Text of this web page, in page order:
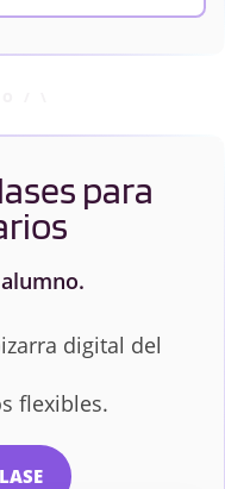
Ambiental
Química Física
Química Industrial
Química Orgánica
para
digital del
flexibles.